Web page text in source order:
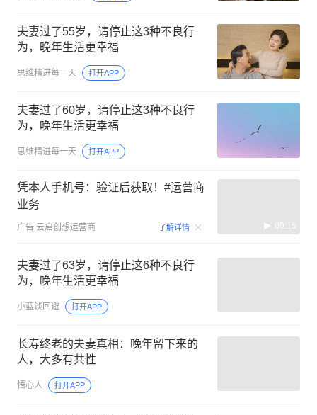
夫妻过了55岁，请停止这3种不良行
为，晚年生活更幸福
思维精进每一天 打开APP
夫妻过了60岁，请停止这3种不良行
为，晚年生活更幸福
思维精进每一天 打开APP
凭本人手机号：验证后获取！#运营商
业务
广告 云启创想运营商 了解详情 00:15
夫妻过了63岁，请停止这6种不良行
为，晚年生活更幸福
小蓝谈回避 打开APP
长寿终老的夫妻真相：晚年留下来的
人，大多有共性
悟心人 打开APP